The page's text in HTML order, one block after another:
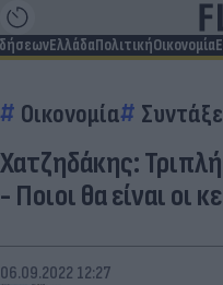
ΕλλάδαΠολιτικήΟικονομία
Οικονομία
Χατζηδάκης:
- Ποιοι θα είναι οι
06.09.2022 12:27